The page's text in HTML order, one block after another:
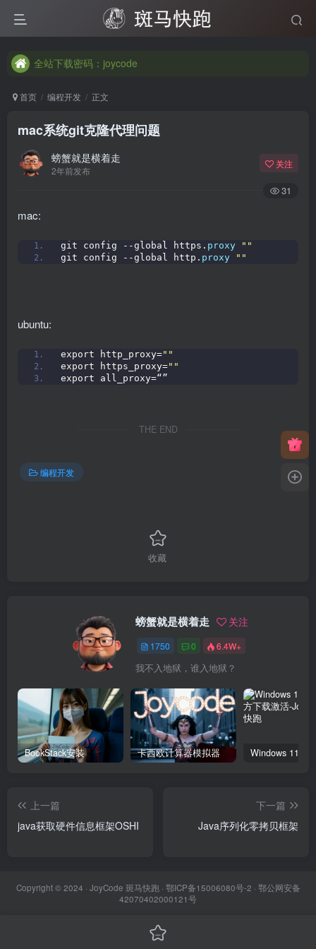
全站下载密码：joycode
全站下载密码：joycode
全站下载密码：joycode
首页 编程开发 正文
mac系统git克隆代理问题
螃蟹就是横着走
2年前发布
关注
31
mac:
git config --global https. proxy
""
git config --global http. proxy ""
ubuntu:
export http_proxy=""
export https_proxy=""
export all_proxy=“”
THE END
编程开发
收藏
螃蟹就是横着走 关注
1750 0 6.4W+
我不入地狱，谁入地狱？
BookStack安装 卡西欧计算器模拟器
上一篇
java获取硬件信息框架OSHI
下一篇
Java序列化零拷贝框架
Copyright © 2024 · JoyCode 斑马快跑· 鄂ICP备15006080号-2 · 鄂公网安备
42070402000121号